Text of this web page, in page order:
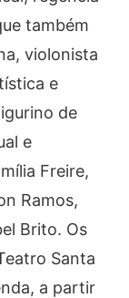
também
violonista
e
de
e
Freire,
Ramos,
Brito. Os
Santa
a partir